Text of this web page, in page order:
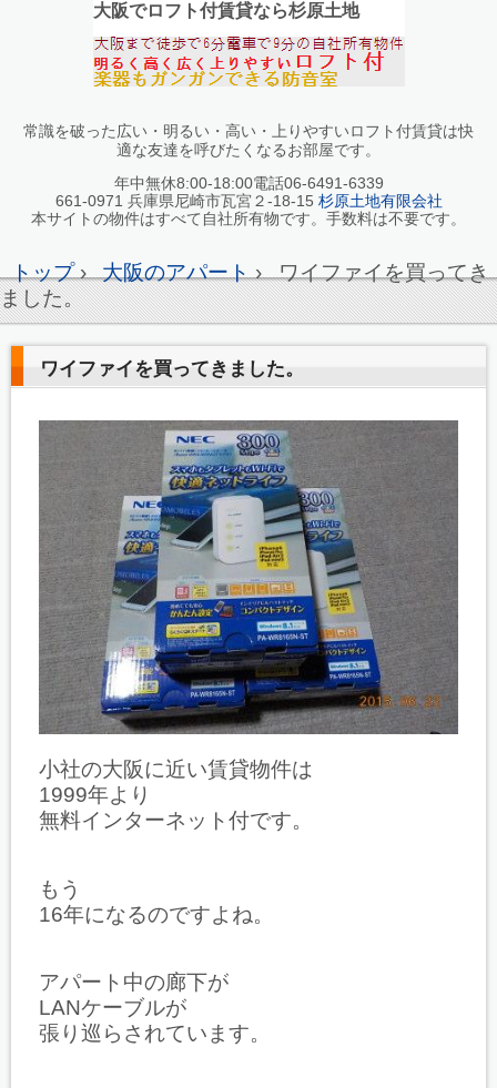
大阪でロフト付賃貸なら杉原土地
常識を破った広い・明るい・高い・上りやすいロフト付賃貸は快
適な友達を呼びたくなるお部屋です。
年中無休8:00-18:00電話06-6491-6339
661-0971 兵庫県尼崎市瓦宮２-18-15 杉原土地有限会社
本サイトの物件はすべて自社所有物です。手数料は不要です。
トップ› 大阪のアパート› ワイファイを買ってき
ました。
ワイファイを買ってきました。
小社の大阪に近い賃貸物件は
1999年より
無料インターネット付です。
もう
16年になるのですよね。
アパート中の廊下が
LANケーブルが
張り巡らされています。